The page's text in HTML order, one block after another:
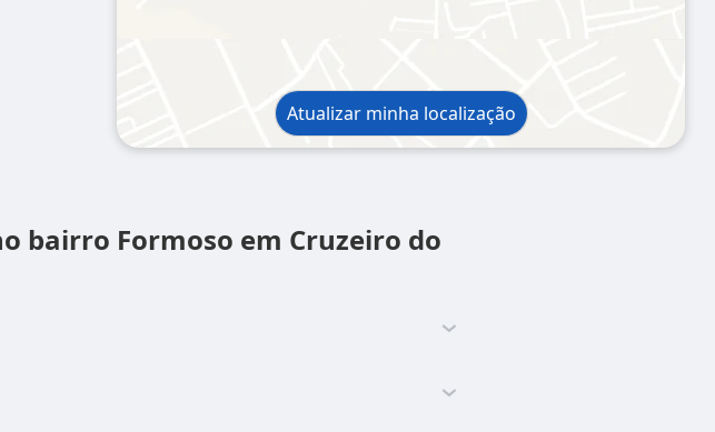
Atualizar minha localização
bairro Formoso em Cruzeiro do